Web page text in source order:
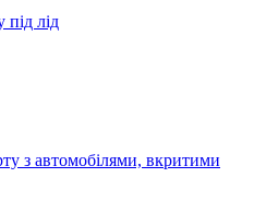
під лід
з автомобілями, вкритими